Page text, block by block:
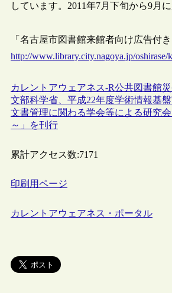
しています。2011年7月下旬から9月
「名古屋市図書館来館者向け広告付
http://www.library.city.nagoya.jp/oshirase/
カレントアウェアネス-R公共図書館
文部科学省、平成22年度学術情報基
文書管理に関わる学会等による研究
～」を刊行
累計アクセス数:7171
印刷用ページ
カレントアウェアネス・ポータル